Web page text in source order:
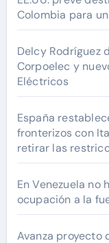
Colombia para
Delcy Rodríguez
Corpoelec y
Eléctricos
España
fronterizos con
retirar las
En Venezuela no
ocupación a la
Avanza proyecto